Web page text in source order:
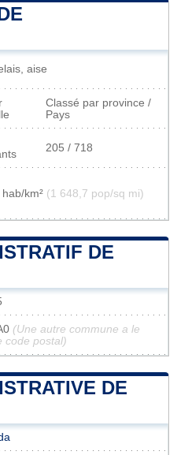
aise
Classé par province /
Pays
205 / 718
km² (1 648,7 pop/sq mi)
DE
(Une autre commune a le
code postal)
DE